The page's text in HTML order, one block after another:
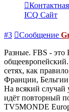
ICQ Сайт
#3 Сообщение
Разные. FBS - это
сетях, как
Франции,
На всякий
идёт повторный
TV5MONDE